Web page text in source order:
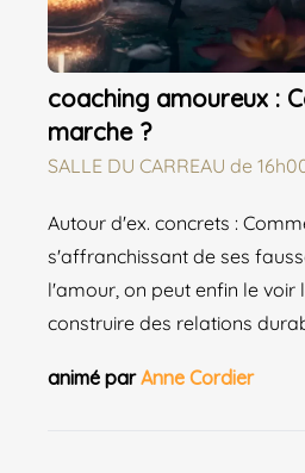
coaching amoureux :
marche ?
SALLE DU CARREAU de
Autour d'ex. concrets :
s'affranchissant de ses
l'amour, on peut enfin le voir
construire des relations
animé parAnne Cordier